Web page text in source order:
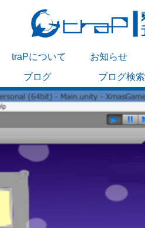
traPについて お知らせ
ブログ
ブログ検索